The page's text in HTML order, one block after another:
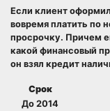
Если клиент
вовремя платить по
просрочку. Причем
какой финансовый
он взял кредит
Срок
До 2014